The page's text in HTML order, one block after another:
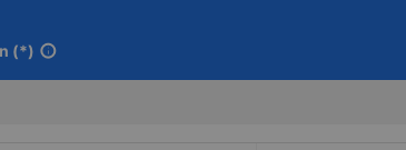
(*) info